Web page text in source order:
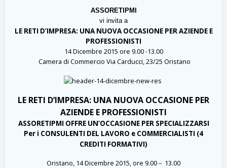
ASSORETIPMI
vi invita a
LE RETI D’IMPRESA: UNA NUOVA OCCASIONE PER AZIENDE E
PROFESSIONISTI
14 Dicembre 2015 ore 9.00 -13.00
Camera di Commercio Via Carducci, 23/25 Oristano
LE RETI D’IMPRESA: UNA NUOVA OCCASIONE PER
AZIENDE E PROFESSIONISTI
ASSORETIPMI OFFRE UN’OCCASIONE PER SPECIALIZZARSI
Per i CONSULENTI DEL LAVORO e COMMERCIALISTI (4
CREDITI FORMATIVI)
Oristano, 14 Dicembre 2015, ore 9.00 – 13.00